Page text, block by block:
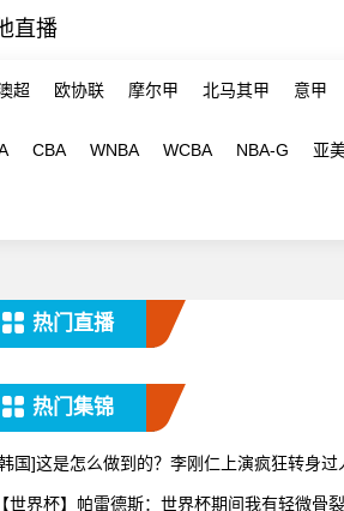
直播
超 欧协联 摩尔甲 北马其甲 意甲
CBA WNBA WCBA NBA-G 亚
热门直播
热门集锦
国]这是怎么做到的？李刚仁上演疯狂转身过
【世界杯】帕雷德斯：世界杯期间我有轻微骨裂